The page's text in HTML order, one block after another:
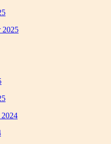
2025